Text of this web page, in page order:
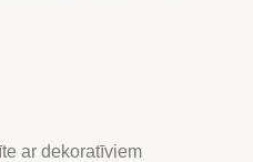
ar dekoratīviem